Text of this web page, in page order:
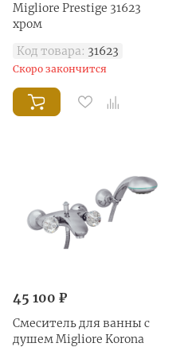
Migliore Prestige 31623
хром
Код товара: 31623
Скоро закончится
45 100 ₽
Смеситель для ванны с
душем Migliore Korona